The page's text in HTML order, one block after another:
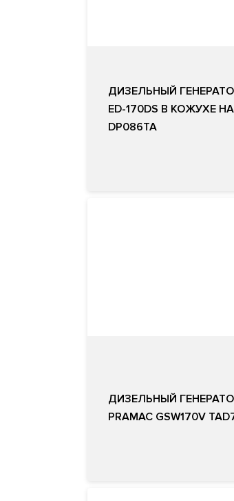
ДИЗЕЛЬНЫЙ
ED-170DS В КОЖУХЕ
DP086TA
ДИЗЕЛЬНЫЙ
PRAMAC GSW170V